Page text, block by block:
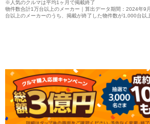
※人気のクルマは平均1ヶ月で掲載終了
物件数合計1万台以上のメーカー｜算出データ期間：2024年9
台以上のメーカーのうち、掲載が終了した物件数が1,000台以